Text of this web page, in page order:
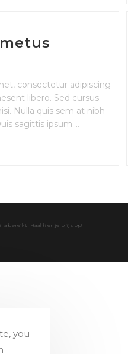
consectetur adipiscing
libero. Sed cursus
Nulla quis sem at nibh
sagittis ipsum.…
bereikt. Haal hier je prijs op!
you